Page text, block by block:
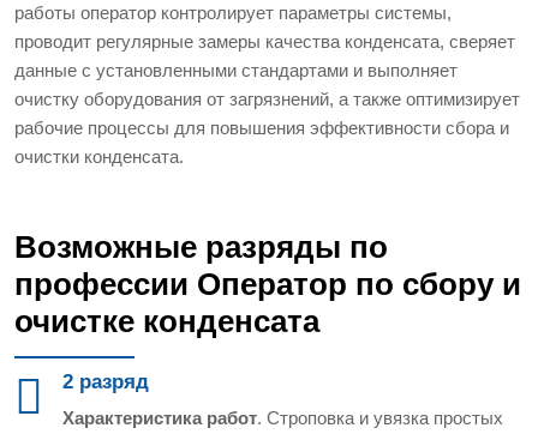
работы оператор контролирует параметры системы,
проводит регулярные замеры качества конденсата, сверяет
данные с установленными стандартами и выполняет
очистку оборудования от загрязнений, а также оптимизирует
рабочие процессы для повышения эффективности сбора и
очистки конденсата.
Возможные разряды по
профессии Оператор по сбору и
очистке конденсата
2 разряд
Характеристика работ. Строповка и увязка простых